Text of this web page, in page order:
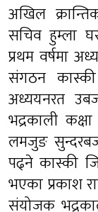
अखिल
सचिव हुम्ला
प्रथम वर्षमा
संगठन
अध्ययनरत
भद्रकाली
लमजुङ
पढ्ने कास्की
भएका प्रकाश
संयोजक